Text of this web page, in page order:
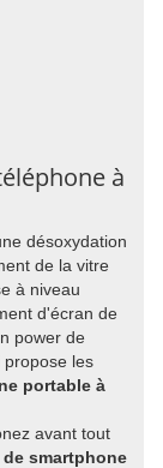
à
désoxydation
de la vitre
à niveau
d'écran de
power de
propose les
portable à
avant tout
smartphone